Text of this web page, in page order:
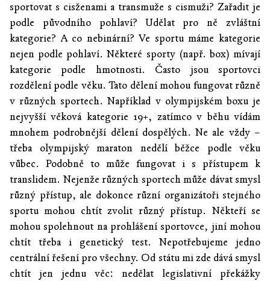
sportovat s cisženami a transmuže s cismuži? Zařadit je
podle původního pohlaví? Udělat pro ně zvláštní
kategorie? A co nebinární? Ve sportu máme kategorie
nejen podle pohlaví. Některé sporty (např. box) mívají
kategorie podle hmotnosti. Často jsou sportovci
rozdělení podle věku. Tato dělení mohou fungovat různě
v různých sportech. Například v olympijském boxu je
nejvyšší věková kategorie 19+, zatímco v běhu vídám
mnohem podrobnější dělení dospělých. Ne ale vždy –
třeba olympijský maraton nedělí běžce podle věku
vůbec. Podobně to může fungovat i s přístupem k
translidem. Nejenže různých sportech může dávat smysl
různý přístup, ale dokonce různí organizátoři stejného
sportu mohou chtít zvolit různý přístup. Někteří se
mohou spolehnout na prohlášení sportovce, jiní mohou
chtít třeba i genetický test. Nepotřebujeme jedno
centrální řešení pro všechny. Od státu mi zde dává smysl
chtít jen jednu věc: nedělat legislativní překážky